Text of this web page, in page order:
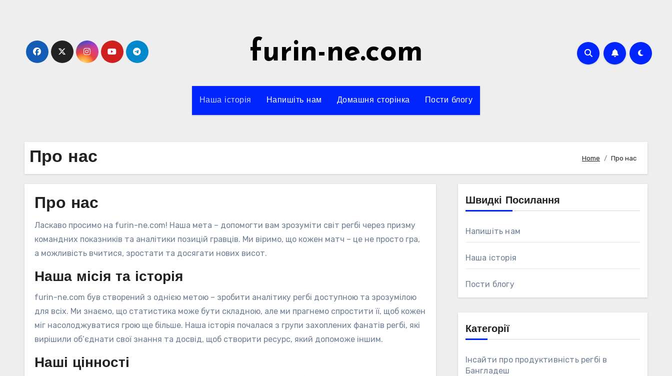
furin-ne.com
Наша історія Напишіть нам Домашня сторінка Пости блогу
Про нас Home Про нас
Про нас
Ласкаво просимо на furin-ne.com! Наша мета – допомогти вам зрозуміти світ регбі через призму
командних показників та аналітики позицій гравців. Ми віримо, що кожен матч – це не просто гра,
а можливість вчитися, зростати та досягати нових висот.
Наша місія та історія
furin-ne.com був створений з однією метою – зробити аналітику регбі доступною та зрозумілою
для всіх. Ми знаємо, що статистика може бути складною, але ми прагнемо спростити її, щоб кожен
міг насолоджуватися грою ще більше. Наша історія почалася з групи захоплених фанатів регбі, які
вирішили об’єднати свої знання та досвід, щоб створити ресурс, який допоможе іншим.
Наші цінності
Швидкі Посилання
Напишіть нам
Наша історія
Пости блогу
Категорії
Інсайти про продуктивність регбі в
Бангладеш